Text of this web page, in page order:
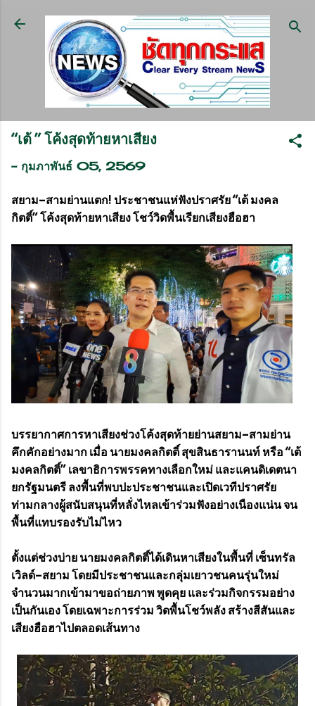
ข้ามไปที่เนื้อหาหลัก
“เต้ ” โค้งสุดท้ายหาเสียง
- กุมภาพันธ์ 05, 2569
สยาม–สามย่านแตก! ประชาชนแห่ฟังปราศรัย “เต้ มงคล
กิตติ์” โค้งสุดท้ายหาเสียง โชว์วิดพื้นเรียกเสียงฮือฮา
บรรยากาศการหาเสียงช่วงโค้งสุดท้ายย่านสยาม–สามย่าน
คึกคักอย่างมาก เมื่อ นายมงคลกิตติ์ สุขสินธารานนท์ หรือ “เต้
มงคลกิตติ์” เลขาธิการพรรคทางเลือกใหม่ และแคนดิเดตนา
ยกรัฐมนตรี ลงพื้นที่พบปะประชาชนและเปิดเวทีปราศรัย
ท่ามกลางผู้สนับสนุนที่หลั่งไหลเข้าร่วมฟังอย่างเนืองแน่น จน
พื้นที่แทบรองรับไม่ไหว
ตั้งแต่ช่วงบ่าย นายมงคลกิตติ์ได้เดินหาเสียงในพื้นที่ เซ็นทรัล
เวิลด์–สยาม โดยมีประชาชนและกลุ่มเยาวชนคนรุ่นใหม่
จำนวนมากเข้ามาขอถ่ายภาพ พูดคุย และร่วมกิจกรรมอย่าง
เป็นกันเอง โดยเฉพาะการร่วม วิดพื้นโชว์พลัง สร้างสีสันและ
เสียงฮือฮาไปตลอดเส้นทาง